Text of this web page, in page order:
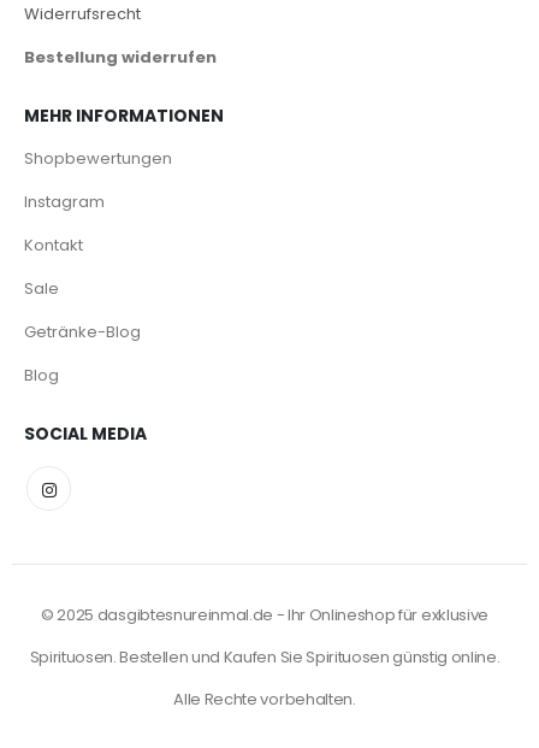
Widerrufsrecht
Bestellung widerrufen
MEHR INFORMATIONEN
Shopbewertungen
Instagram
Kontakt
Sale
Getränke-Blog
Blog
SOCIAL MEDIA
© 2025 dasgibtesnureinmal.de - Ihr Onlineshop für exklusive
Spirituosen. Bestellen und Kaufen Sie Spirituosen günstig online.
Alle Rechte vorbehalten.